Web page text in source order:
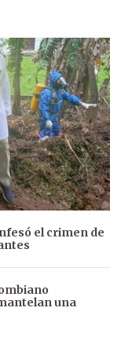
el crimen de
una